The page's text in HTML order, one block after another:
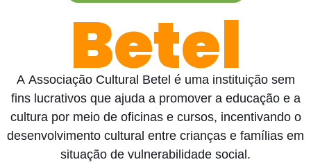
Betel
A Associação Cultural Betel é uma instituição sem
fins lucrativos que ajuda a promover a educação e a
cultura por meio de oficinas e cursos, incentivando o
desenvolvimento cultural entre crianças e famílias em
situação de vulnerabilidade social.